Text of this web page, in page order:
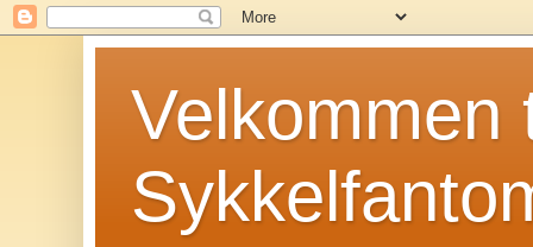
Velkommen